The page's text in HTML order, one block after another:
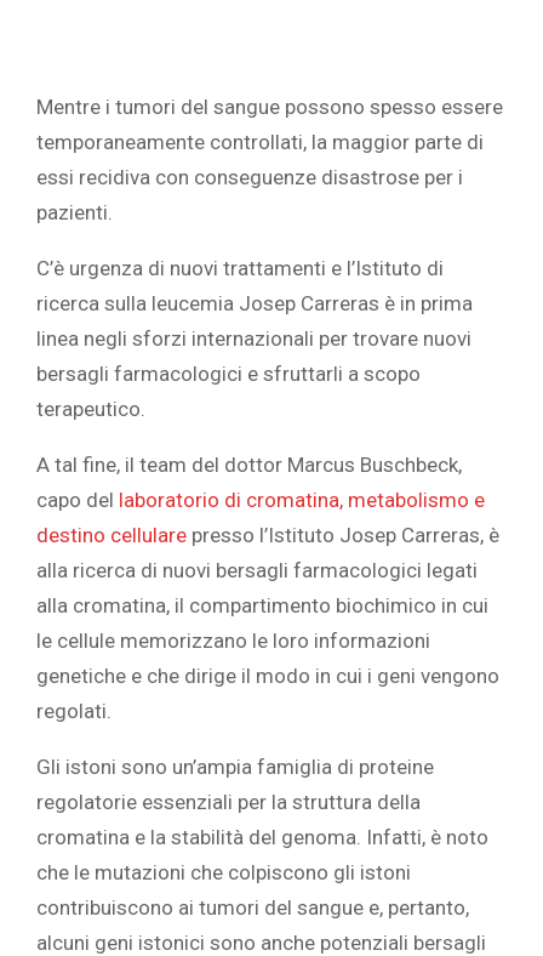
Mentre i tumori del sangue possono spesso essere
temporaneamente controllati, la maggior parte di
essi recidiva con conseguenze disastrose per i
pazienti.
C’è urgenza di nuovi trattamenti e l’Istituto di
ricerca sulla leucemia Josep Carreras è in prima
linea negli sforzi internazionali per trovare nuovi
bersagli farmacologici e sfruttarli a scopo
terapeutico.
A tal fine, il team del dottor Marcus Buschbeck,
capo del laboratorio di cromatina, metabolismo e
destino cellulare presso l’Istituto Josep Carreras, è
alla ricerca di nuovi bersagli farmacologici legati
alla cromatina, il compartimento biochimico in cui
le cellule memorizzano le loro informazioni
genetiche e che dirige il modo in cui i geni vengono
regolati.
Gli istoni sono un’ampia famiglia di proteine
regolatorie essenziali per la struttura della
cromatina e la stabilità del genoma. Infatti, è noto
che le mutazioni che colpiscono gli istoni
contribuiscono ai tumori del sangue e, pertanto,
alcuni geni istonici sono anche potenziali bersagli